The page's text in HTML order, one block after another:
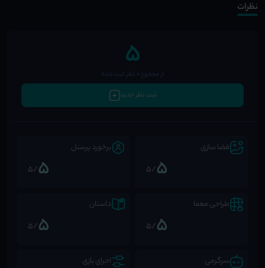
نظرات
5از مجموع 0 نظر ثبت شده
ثبت نظر جدید
فضا سازی
5
/5
برخورد پرسنل
5
/5
طراحی معما
5
/5
داستان
5
/5
سرگرمی اجرای بازی